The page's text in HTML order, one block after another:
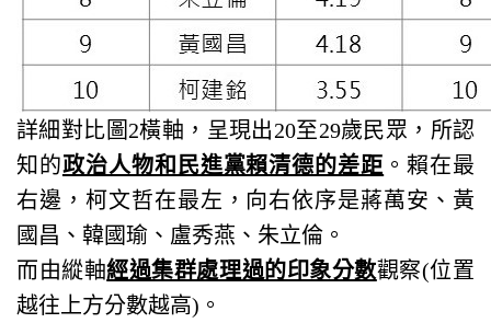
詳細對比圖2橫軸，呈現出20至29歲民眾，所認
知的政治人物和民進黨賴清德的差距 。賴在最
右邊，柯文哲在最左，向右依序是蔣萬安、黃
國昌、韓國瑜、盧秀燕、朱立倫。
而由縱軸經過集群處理過的印象分數觀察(位置
越往上方分數越高)。